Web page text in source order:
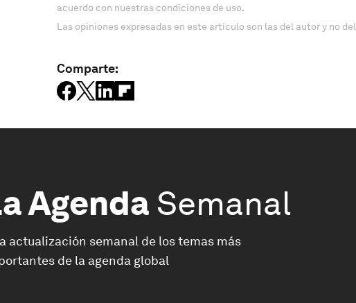
acuerdo con nuestras condiciones de uso.
Las opiniones expresadas en este artículo son las del autor y no
Comparte:
Agenda Semanal
actualización semanal de los temas más
de la agenda global